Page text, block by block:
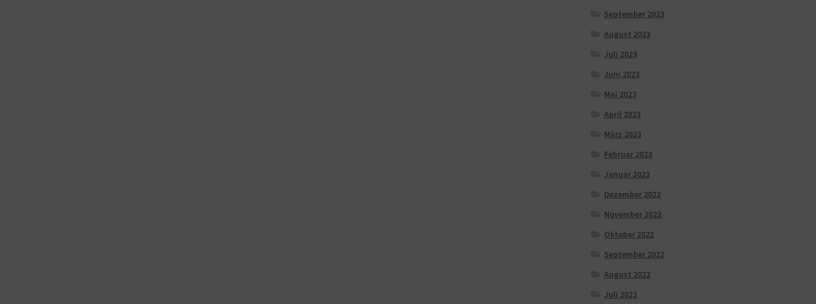
September 2023
August 2023
Juli 2023
Juni 2023
Mai 2023
April 2023
März 2023
Februar 2023
Januar 2023
Dezember 2022
November 2022
Oktober 2022
September 2022
August 2022
Juli 2022